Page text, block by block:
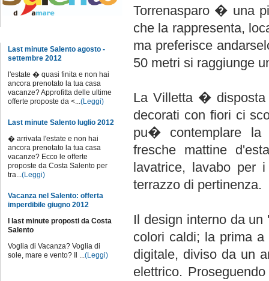
Last minute Salento agosto -
settembre 2012
l'estate � quasi finita e non hai
ancora prenotato la tua casa
vacanze? Approfitta delle ultime
offerte proposte da <...(Leggi)
Last minute Salento luglio 2012
� arrivata l'estate e non hai
ancora prenotato la tua casa
vacanze? Ecco le offerte
proposte da Costa Salento per
tra...(Leggi)
Vacanza nel Salento: offerta
imperdibile giugno 2012
I last minute proposti da Costa
Salento
Voglia di Vacanza? Voglia di
sole, mare e vento? Il ...(Leggi)
Torrenasparo � una
che la rappresenta,
ma preferisce
50 metri si raggiunge
La Villetta � disposta
decorati con fiori ci
pu� contemplare la
fresche mattine
lavatrice, lavabo per
terrazzo di pertinenza.
Il design interno da
colori caldi; la prima
digitale, diviso da un
elettrico.